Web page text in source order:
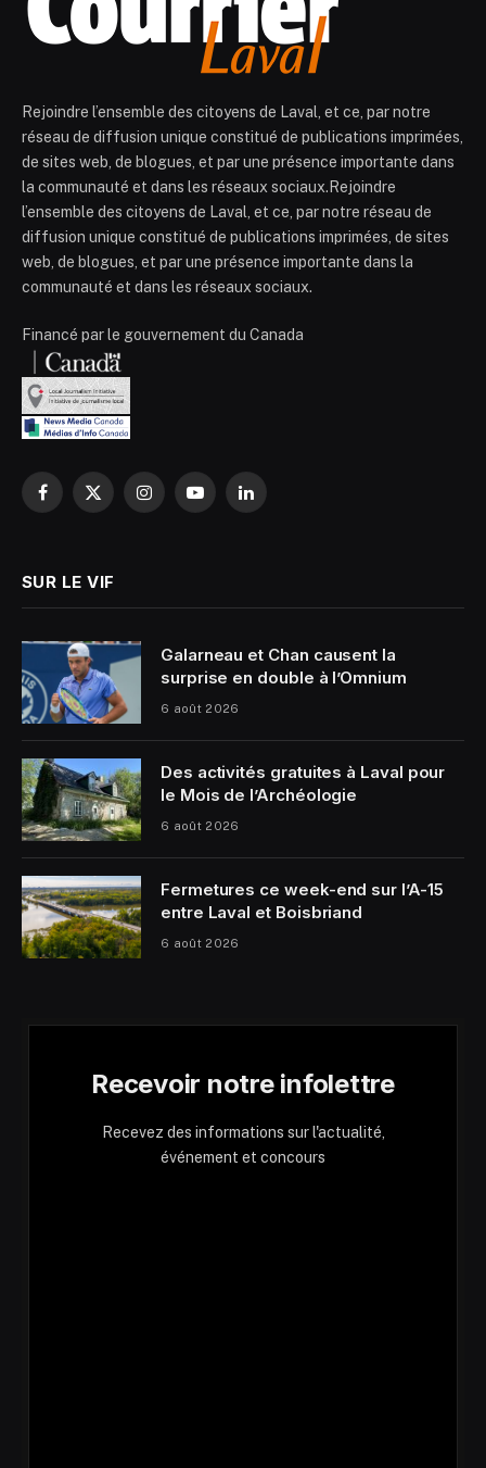
Rejoindre l’ensemble des citoyens de Laval, et ce, par notre
réseau de diffusion unique constitué de publications imprimées,
de sites web, de blogues, et par une présence importante dans
la communauté et dans les réseaux sociaux.Rejoindre
l’ensemble des citoyens de Laval, et ce, par notre réseau de
diffusion unique constitué de publications imprimées, de sites
web, de blogues, et par une présence importante dans la
communauté et dans les réseaux sociaux.
Financé par le gouvernement du Canada
Facebook
X
InstagramYouTubeLinkedIn
SUR LE VIF
Galarneau et Chan causent la
surprise en double à l’Omnium
6 août 2026
Des activités gratuites à Laval pour
le Mois de l’Archéologie
6 août 2026
Fermetures ce week-end sur l’A-15
entre Laval et Boisbriand
6 août 2026
Recevoir notre infolettre
Recevez des informations sur l'actualité,
événement et concours